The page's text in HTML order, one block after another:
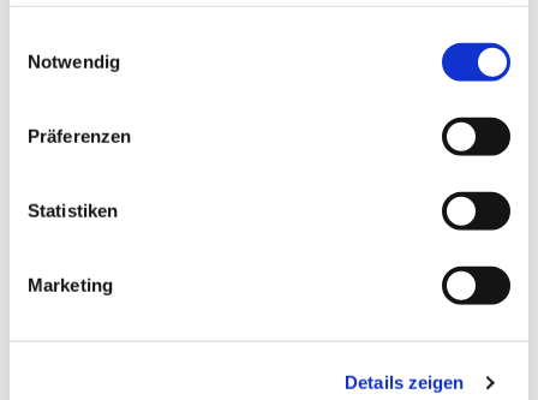
Notwendig
Präferenzen
Statistiken
Marketing
Details zeigen